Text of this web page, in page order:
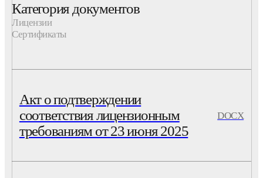
Категория документов
Лицензии
Сертификаты
Акт о подтверждении
соответствия лицензионным
требованиям от 23 июня 2025
DOCX